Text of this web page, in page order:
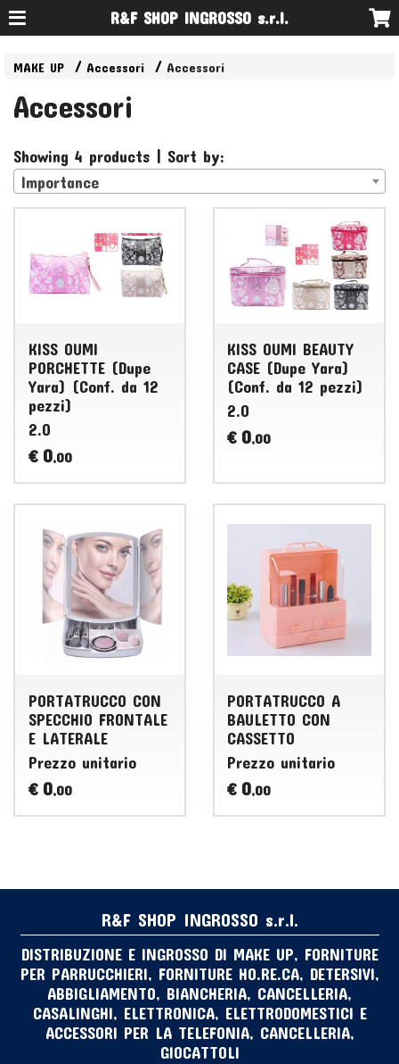
R&F SHOP INGROSSO s.r.l.
MAKE UP Accessori Accessori
Accessori
Showing 4 products | Sort by:
Importance
KISS OUMI
PORCHETTE (Dupe
Yara) (Conf. da 12
pezzi)
2.0
€ 0,00
KISS OUMI BEAUTY
CASE (Dupe Yara)
(Conf. da 12 pezzi)
2.0
€ 0,00
PORTATRUCCO CON
SPECCHIO FRONTALE
E LATERALE
Prezzo unitario
€ 0,00
PORTATRUCCO A
BAULETTO CON
CASSETTO
Prezzo unitario
€ 0,00
R&F SHOP INGROSSO s.r.l.
DISTRIBUZIONE E INGROSSO DI MAKE UP, FORNITURE
PER PARRUCCHIERI, FORNITURE HO.RE.CA, DETERSIVI,
ABBIGLIAMENTO, BIANCHERIA, CANCELLERIA,
CASALINGHI, ELETTRONICA, ELETTRODOMESTICI E
ACCESSORI PER LA TELEFONIA, CANCELLERIA,
GIOCATTOLI